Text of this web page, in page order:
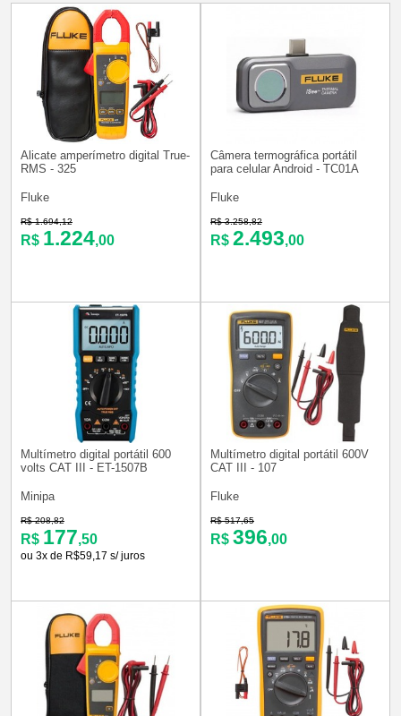
Alicate amperímetro digital True-
RMS - 325
Fluke
R$ 1.694,12
R$ 1.224,00
Câmera termográfica portátil
para celular Android - TC01A
Fluke
R$ 3.258,82
R$ 2.493,00
Multímetro digital portátil 600
volts CAT III - ET-1507B
Minipa
R$ 208,82
R$ 177,50
ou 3x de R$59,17 s/ juros
Multímetro digital portátil 600V
CAT III - 107
Fluke
R$ 517,65
R$ 396,00